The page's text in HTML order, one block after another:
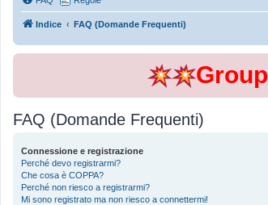
Indice FAQ (Domande Frequenti)
FAQ (Domande Frequenti)
Connessione e registrazione
Perché devo registrarmi?
Che cosa è COPPA?
Perché non riesco a registrarmi?
Mi sono registrato ma non riesco a connettermi!